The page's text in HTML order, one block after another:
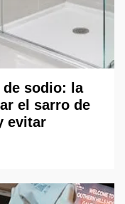
sodio: la
el sarro de
evitar